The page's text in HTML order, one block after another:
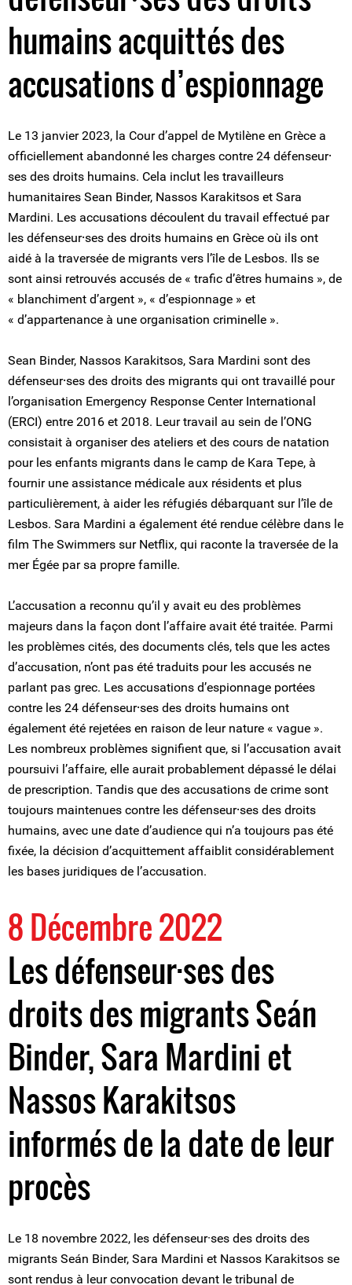
humains acquittés des
accusations d’espionnage
Le 13 janvier 2023, la Cour d’appel de Mytilène en Grèce a
officiellement abandonné les charges contre 24 défenseur⸱
ses des droits humains. Cela inclut les travailleurs
humanitaires Sean Binder, Nassos Karakitsos et Sara
Mardini. Les accusations découlent du travail effectué par
les défenseur⸱ses des droits humains en Grèce où ils ont
aidé à la traversée de migrants vers l’île de Lesbos. Ils se
sont ainsi retrouvés accusés de « trafic d’êtres humains », de
« blanchiment d’argent », « d’espionnage » et
« d’appartenance à une organisation criminelle ».
Sean Binder, Nassos Karakitsos, Sara Mardini sont des
défenseur⸱ses des droits des migrants qui ont travaillé pour
l’organisation Emergency Response Center International
(ERCI) entre 2016 et 2018. Leur travail au sein de l’ONG
consistait à organiser des ateliers et des cours de natation
pour les enfants migrants dans le camp de Kara Tepe, à
fournir une assistance médicale aux résidents et plus
particulièrement, à aider les réfugiés débarquant sur l’île de
Lesbos. Sara Mardini a également été rendue célèbre dans le
film The Swimmers sur Netflix, qui raconte la traversée de la
mer Égée par sa propre famille.
L’accusation a reconnu qu’il y avait eu des problèmes
majeurs dans la façon dont l’affaire avait été traitée. Parmi
les problèmes cités, des documents clés, tels que les actes
d’accusation, n’ont pas été traduits pour les accusés ne
parlant pas grec. Les accusations d’espionnage portées
contre les 24 défenseur⸱ses des droits humains ont
également été rejetées en raison de leur nature « vague ».
Les nombreux problèmes signifient que, si l’accusation avait
poursuivi l’affaire, elle aurait probablement dépassé le délai
de prescription. Tandis que des accusations de crime sont
toujours maintenues contre les défenseur⸱ses des droits
humains, avec une date d’audience qui n’a toujours pas été
fixée, la décision d’acquittement affaiblit considérablement
les bases juridiques de l’accusation.
8 Décembre 2022
Les défenseur·ses des
droits des migrants Seán
Binder, Sara Mardini et
Nassos Karakitsos
informés de la date de leur
procès
Le 18 novembre 2022, les défenseur·ses des droits des
migrants Seán Binder, Sara Mardini et Nassos Karakitsos se
sont rendus à leur convocation devant le tribunal de